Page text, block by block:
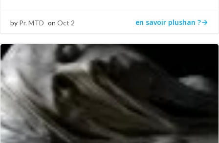
by Pr. MTD on Oct 2 en savoir plushan ?